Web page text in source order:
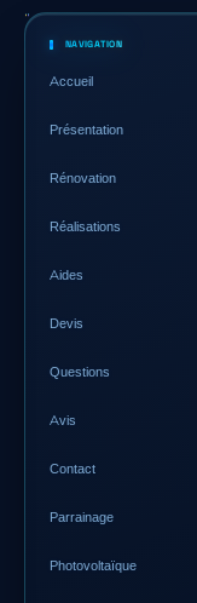
NAVIGATION
Accueil
Présentation
Rénovation
Réalisations
Aides
Devis
Questions
Avis
Contact
Parrainage
Photovoltaïque